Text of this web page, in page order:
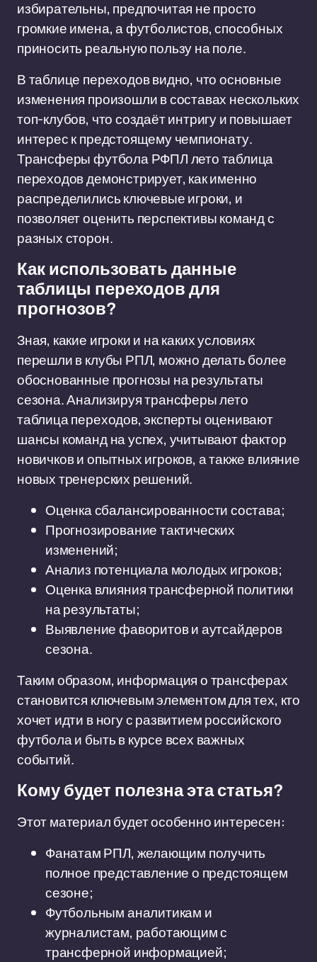
избирательны, предпочитая не просто
громкие имена, а футболистов, способных
приносить реальную пользу на поле.
В таблице переходов видно, что основные
изменения произошли в составах нескольких
топ-клубов, что создаёт интригу и повышает
интерес к предстоящему чемпионату.
Трансферы футбола РФПЛ лето таблица
переходов демонстрирует, как именно
распределились ключевые игроки, и
позволяет оценить перспективы команд с
разных сторон.
Как использовать данные
таблицы переходов для
прогнозов?
Зная, какие игроки и на каких условиях
перешли в клубы РПЛ, можно делать более
обоснованные прогнозы на результаты
сезона. Анализируя трансферы лето
таблица переходов, эксперты оценивают
шансы команд на успех, учитывают фактор
новичков и опытных игроков, а также влияние
новых тренерских решений.
Оценка сбалансированности состава;
Прогнозирование тактических
изменений;
Анализ потенциала молодых игроков;
Оценка влияния трансферной политики
на результаты;
Выявление фаворитов и аутсайдеров
сезона.
Таким образом, информация о трансферах
становится ключевым элементом для тех, кто
хочет идти в ногу с развитием российского
футбола и быть в курсе всех важных
событий.
Кому будет полезна эта статья?
Этот материал будет особенно интересен:
Фанатам РПЛ, желающим получить
полное представление о предстоящем
сезоне;
Футбольным аналитикам и
журналистам, работающим с
трансферной информацией;